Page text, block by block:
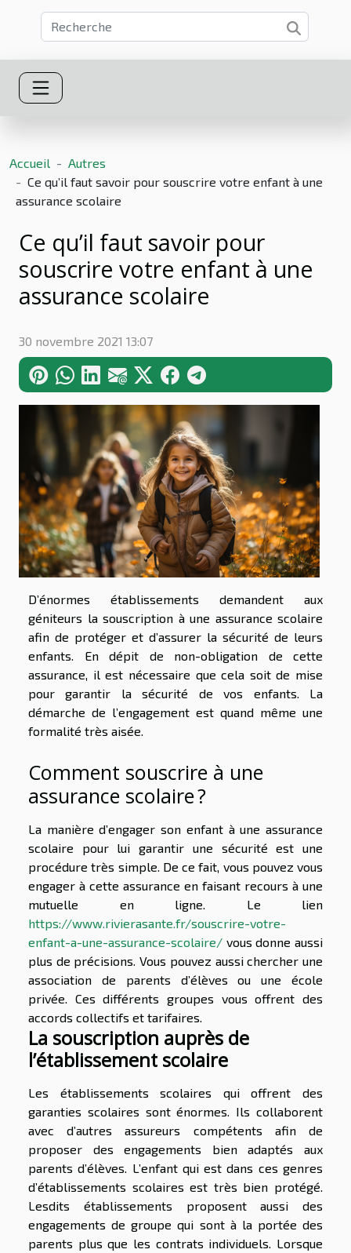
Accueil
Autres
Ce qu’il faut savoir pour souscrire votre enfant à une
assurance scolaire
Ce qu’il faut savoir pour
souscrire votre enfant à une
assurance scolaire
30 novembre 2021 13:07
D’énormes établissements demandent aux
géniteurs la souscription à une assurance scolaire
afin de protéger et d’assurer la sécurité de leurs
enfants. En dépit de non-obligation de cette
assurance, il est nécessaire que cela soit de mise
pour garantir la sécurité de vos enfants. La
démarche de l’engagement est quand même une
formalité très aisée.
Comment souscrire à une
assurance scolaire ?
La manière d’engager son enfant à une assurance
scolaire pour lui garantir une sécurité est une
procédure très simple. De ce fait, vous pouvez vous
engager à cette assurance en faisant recours à une
mutuelle en ligne. Le lien
https://www.rivierasante.fr/souscrire-votre-
enfant-a-une-assurance-scolaire/ vous donne aussi
plus de précisions. Vous pouvez aussi chercher une
association de parents d’élèves ou une école
privée. Ces différents groupes vous offrent des
accords collectifs et tarifaires.
La souscription auprès de
l’établissement scolaire
Les établissements scolaires qui offrent des
garanties scolaires sont énormes. Ils collaborent
avec d’autres assureurs compétents afin de
proposer des engagements bien adaptés aux
parents d’élèves. L’enfant qui est dans ces genres
d’établissements scolaires est très bien protégé.
Lesdits établissements proposent aussi des
engagements de groupe qui sont à la portée des
parents plus que les contrats individuels. Lorsque